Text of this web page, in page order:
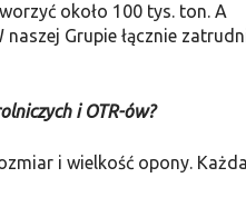
około 100 tys. ton. A
Grupie łącznie
i OTR-ów?
i wielkość opony. Każda